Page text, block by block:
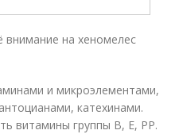
внимание на хеномелес
и микроэлементами,
катехинами.
витамины группы В, Е, РР.